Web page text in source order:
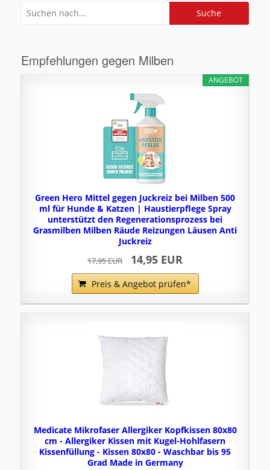
Empfehlungen gegen Milben
ANGEBOT
Green Hero Mittel gegen Juckreiz bei Milben 500
ml für Hunde & Katzen | Haustierpflege Spray
unterstützt den Regenerationsprozess bei
Grasmilben Milben Räude Reizungen Läusen Anti
Juckreiz
17,95 EUR 14,95 EUR
Preis & Angebot prüfen*
Medicate Mikrofaser Allergiker Kopfkissen 80x80
cm - Allergiker Kissen mit Kugel-Hohlfasern
Kissenfüllung - Kissen 80x80 - Waschbar bis 95
Grad Made in Germany